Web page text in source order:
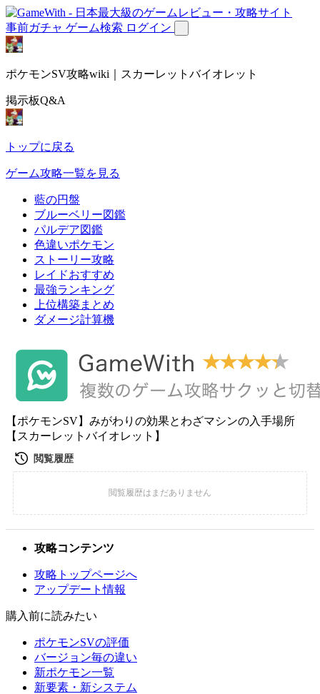
事前ガチャ ゲーム検索 ログイン
ポケモンSV攻略wiki｜スカーレットバイオレット
掲示板Q&A
トップに戻る
ゲーム攻略一覧を見る
藍の円盤
ブルーベリー図鑑
パルデア図鑑
色違いポケモン
ストーリー攻略
レイドおすすめ
最強ランキング
上位構築まとめ
ダメージ計算機
【ポケモンSV】みがわりの効果とわざマシンの入手場所
【スカーレットバイオレット】
攻略コンテンツ
攻略トップページへ
アップデート情報
購入前に読みたい
ポケモンSVの評価
バージョン毎の違い
新ポケモン一覧
新要素・新システム